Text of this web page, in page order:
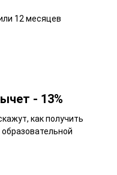
12 месяцев
- 13%
как получить